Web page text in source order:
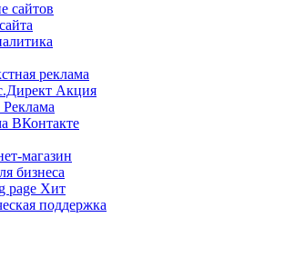
сайтов
реклама
Акция
ВКонтакте
магазин
бизнеса
page Хит
поддержка